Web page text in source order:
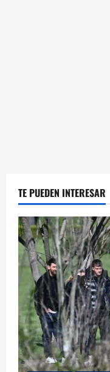
TE PUEDEN INTERESAR